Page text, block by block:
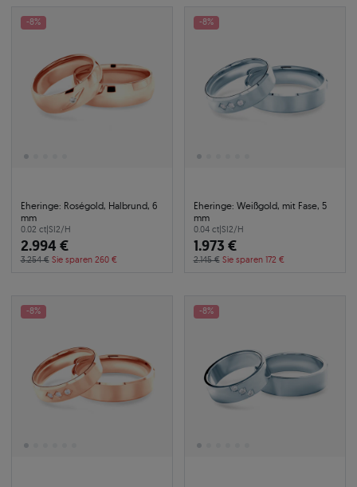
-8%
Eheringe: Roségold, Halbrund, 6
mm
0.02 ct|SI2/H
2.994 €
3.254 € Sie sparen 260 €
-8%
Eheringe: Weißgold, mit Fase, 5
mm
0.04 ct|SI2/H
1.973 €
2.145 € Sie sparen 172 €
-8% -8%